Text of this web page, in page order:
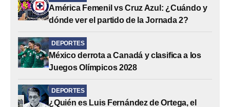
América Femenil vs Cruz Azul: ¿Cuándo y
dónde ver el partido de la Jornada 2?
DEPORTES
México derrota a Canadá y clasifica a los
Juegos Olímpicos 2028
DEPORTES
¿Quién es Luis Fernández de Ortega, el